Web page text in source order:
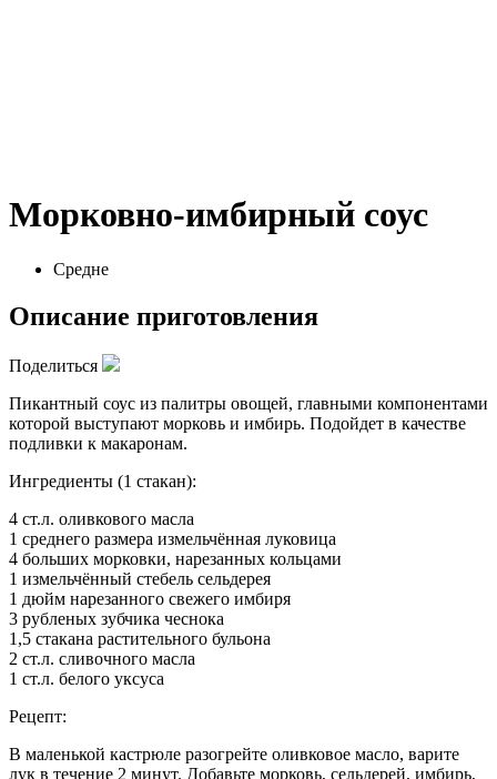
Морковно-имбирный соус
Средне
Описание приготовления
Поделиться
Пикантный соус из палитры овощей, главными компонентами
которой выступают морковь и имбирь. Подойдет в качестве
подливки к макаронам.
Ингредиенты (1 стакан):
4 ст.л. оливкового масла
1 среднего размера измельчённая луковица
4 больших морковки, нарезанных кольцами
1 измельчённый стебель сельдерея
1 дюйм нарезанного свежего имбиря
3 рубленых зубчика чеснока
1,5 стакана растительного бульона
2 ст.л. сливочного масла
1 ст.л. белого уксуса
Рецепт:
В маленькой кастрюле разогрейте оливковое масло, варите
лук в течение 2 минут. Добавьте морковь, сельдерей, имбирь,